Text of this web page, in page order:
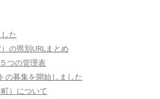
た
の県別URLまとめ
つの管理表
の募集を開始しました
）について